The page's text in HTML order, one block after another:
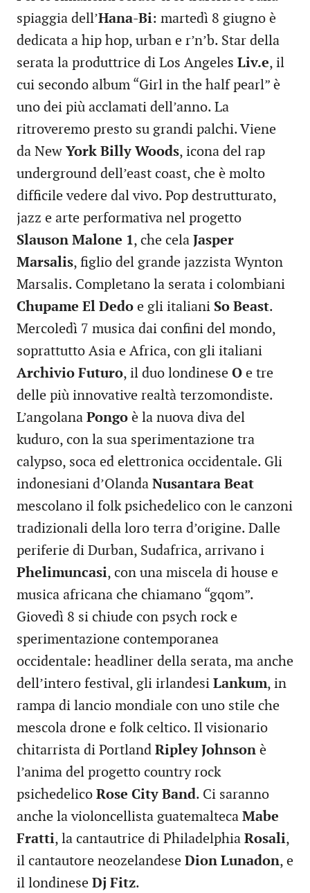
spiaggia dell’Hana-Bi: martedì 8 giugno è
dedicata a hip hop, urban e r’n’b. Star della
serata la produttrice di Los Angeles Liv.e, il
cui secondo album “Girl in the half pearl” è
uno dei più acclamati dell’anno. La
ritroveremo presto su grandi palchi. Viene
da New York Billy Woods, icona del rap
underground dell’east coast, che è molto
difficile vedere dal vivo. Pop destrutturato,
jazz e arte performativa nel progetto
Slauson Malone 1, che cela Jasper
Marsalis, figlio del grande jazzista Wynton
Marsalis. Completano la serata i colombiani
Chupame El Dedo e gli italiani So Beast.
Mercoledì 7 musica dai confini del mondo,
soprattutto Asia e Africa, con gli italiani
Archivio Futuro, il duo londinese O e tre
delle più innovative realtà terzomondiste.
L’angolana Pongo è la nuova diva del
kuduro, con la sua sperimentazione tra
calypso, soca ed elettronica occidentale. Gli
indonesiani d’Olanda Nusantara Beat
mescolano il folk psichedelico con le canzoni
tradizionali della loro terra d’origine. Dalle
periferie di Durban, Sudafrica, arrivano i
Phelimuncasi, con una miscela di house e
musica africana che chiamano “gqom”.
Giovedì 8 si chiude con psych rock e
sperimentazione contemporanea
occidentale: headliner della serata, ma anche
dell’intero festival, gli irlandesi Lankum, in
rampa di lancio mondiale con uno stile che
mescola drone e folk celtico. Il visionario
chitarrista di Portland Ripley Johnson è
l’anima del progetto country rock
psichedelico Rose City Band. Ci saranno
anche la violoncellista guatemalteca Mabe
Fratti, la cantautrice di Philadelphia Rosali,
il cantautore neozelandese Dion Lunadon, e
il londinese Dj Fitz.